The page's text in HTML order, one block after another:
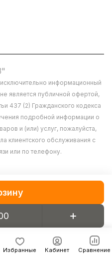
Избранные Кабинет Сравнение
информационный
является публичной офертой,
437 (2) Гражданского кодекса
подробной информации о
и (или) услуг, пожалуйста,
клиентского обслуживания с
или по телефону.
разработанные
лицами, для
веб-сайте, что
с
в нашей
Cookie.